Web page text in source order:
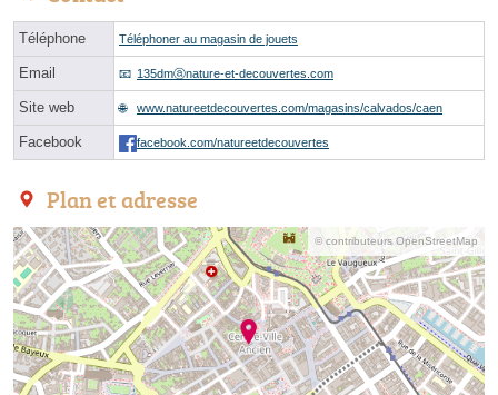
Téléphone Téléphoner au magasin de jouets
Email 135dmⓐnature-et-decouvertes.com
Site web www.natureetdecouvertes.com/magasins/calvados/caen
Facebook facebook.com/natureetdecouvertes
Plan et adresse
© contributeurs OpenStreetMap